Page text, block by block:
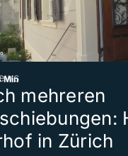
Min
mehreren
in Zürich